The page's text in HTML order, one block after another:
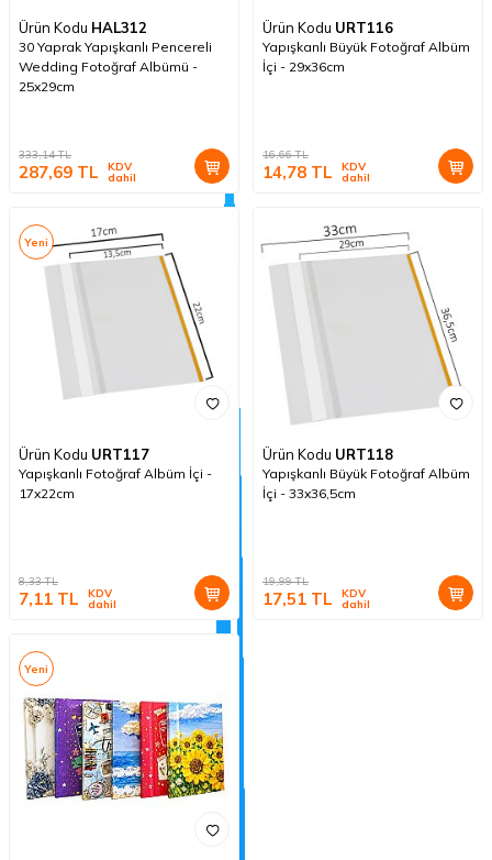
Ürün Kodu HAL312
30 Yaprak Yapışkanlı Pencereli
Wedding Fotoğraf Albümü -
25x29cm
333,14TL
287,69 TL KDV
dahil
Ürün Kodu URT116
Yapışkanlı Büyük Fotoğraf Albüm
İçi - 29x36cm
16,66TL
14,78 TL KDV
dahil
Yeni
Ürün Kodu URT117
Yapışkanlı Fotoğraf Albüm İçi -
17x22cm
8,33TL
7,11 TL KDV
dahil
Ürün Kodu URT118
Yapışkanlı Büyük Fotoğraf Albüm
İçi - 33x36,5cm
19,99TL
17,51 TL KDV
dahil
Yeni